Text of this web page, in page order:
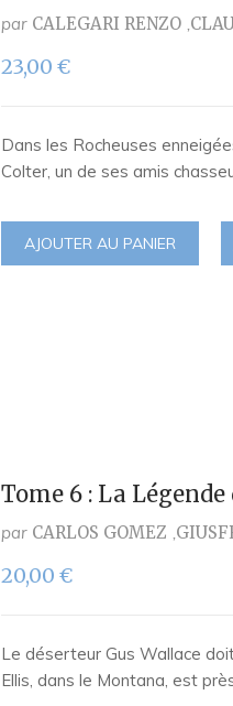
par CALEGARI RENZO
23,00€
Dans les Rocheuses
Colter, un de ses amis
AJOUTER AU PANIER
Tome 6 : La
par CARLOS GOMEZ
20,00€
Le déserteur Gus Wallace
Ellis, dans le Montana, est